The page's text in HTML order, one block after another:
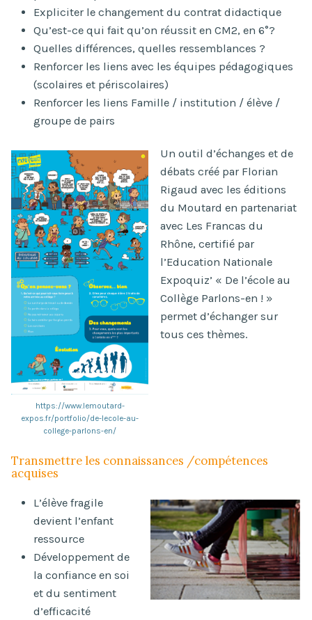
Expliciter le changement du contrat didactique
Qu’est-ce qui fait qu’on réussit en CM2, en 6°?
Quelles différences, quelles ressemblances ?
Renforcer les liens avec les équipes pédagogiques
(scolaires et périscolaires)
Renforcer les liens Famille / institution / élève /
groupe de pairs
https://www.lemoutard-
expos.fr/portfolio/de-lecole-au-
college-parlons-en/
Un outil d’échanges et de
débats créé par Florian
Rigaud avec les éditions
du Moutard en partenariat
avec Les Francas du
Rhône, certifié par
l’Education Nationale
Expoquiz’ « De l’école au
Collège Parlons-en ! »
permet d’échanger sur
tous ces thèmes.
Transmettre les connaissances /compétences
acquises
L’élève fragile
devient l’enfant
ressource
Développement de
la confiance en soi
et du sentiment
d’efficacité